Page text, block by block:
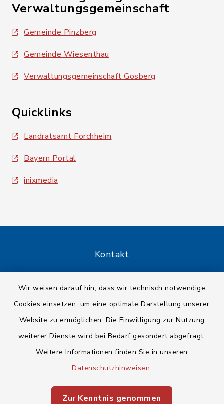
Wir weisen darauf hin, dass wir technisch notwendige
Cookies einsetzen, um eine optimale Darstellung unserer
Website zu ermöglichen. Die Einwilligung zur Nutzung
weiterer Dienste wird bei Bedarf gesondert abgefragt.
Weitere Informationen finden Sie in unseren
Datenschutzhinweisen.
Zur Kenntnis genommen
Verwaltungsgemeinschaft
Gemeinde Pinzberg
Gemeinde Wiesenthau
Verwaltungsgemeinschaft Gosberg
Quicklinks
Landratsamt Forchheim
Bayern Portal
inixmedia
Kontakt
Datenschutz
Impressum
Sitemap
Cookie-Einstellungen